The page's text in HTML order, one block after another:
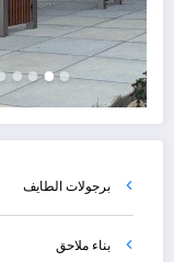
برجولات الطايف
بناء ملاحق